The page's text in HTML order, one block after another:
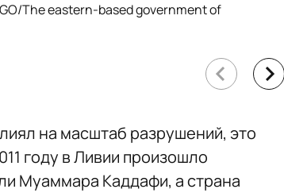
The eastern-based government of
на масштаб разрушений, это
году в Ливии произошло
Муаммара Каддафи, а страна